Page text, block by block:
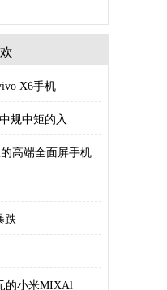
X6手机
规中矩的入
高端全面屏手机
跌
的小米MIXAl